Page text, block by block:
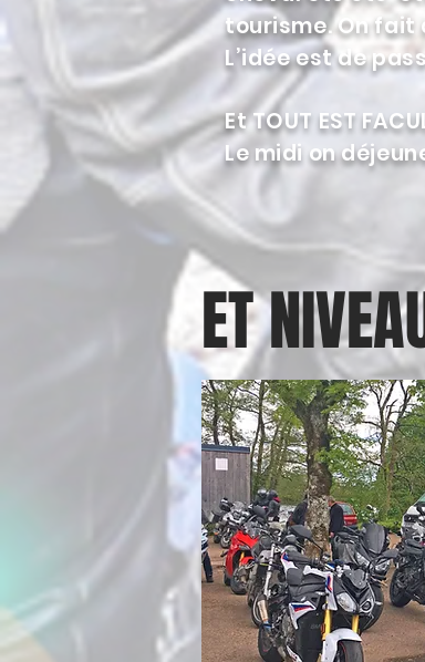
tourisme. On fait
L’idée est de
Et TOUT EST
Le midi on
ET